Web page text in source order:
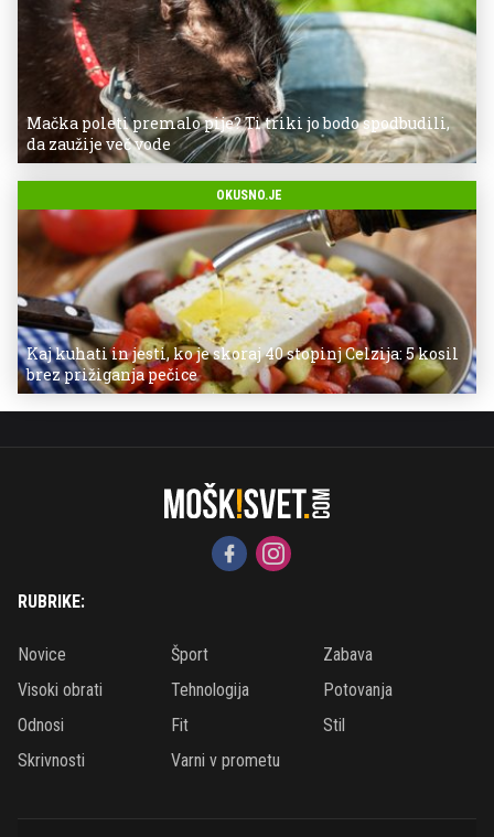
Mačka poleti premalo pije? Ti triki jo bodo spodbudili,
da zaužije več vode
OKUSNO.JE
Kaj kuhati in jesti, ko je skoraj 40 stopinj Celzija: 5 kosil
brez prižiganja pečice
RUBRIKE:
Novice Šport
Zabava
Visoki obrati
Tehnologija
Potovanja
Odnosi
Fit
Stil
Skrivnosti
Varni v prometu